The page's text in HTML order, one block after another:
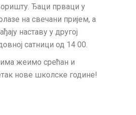
Ђаци прваци у
на свечани пријем, а
наставу у другој
сатници од 14 00.
жеимо срећан и
нове школске године!